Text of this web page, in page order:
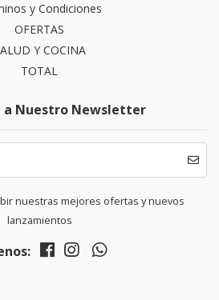
y Condiciones
OFERTAS
Y COCINA
TOTAL
a Nuestro Newsletter
nuestras mejores ofertas y nuevos
lanzamientos